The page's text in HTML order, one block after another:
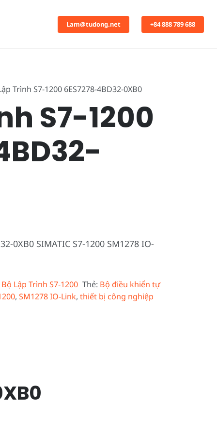
Lam@tudong.net +84 888 789 688
Trình S7-1200 6ES7278-4BD32-0XB0
S7-1200
0XB0 SIMATIC S7-1200 SM1278 IO-
Bộ Lập Trình S7-1200 Thẻ: Bộ điều khiển tự
, SM1278 IO-Link, thiết bị công nghiệp